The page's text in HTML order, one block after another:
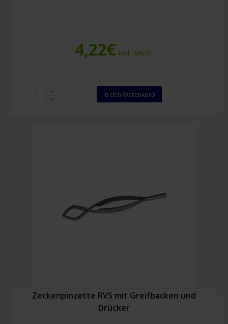
4,22€ Inkl. MwSt.
In den Warenkorb
Zeckenpinzette RVS mit Greifbacken und
Drücker